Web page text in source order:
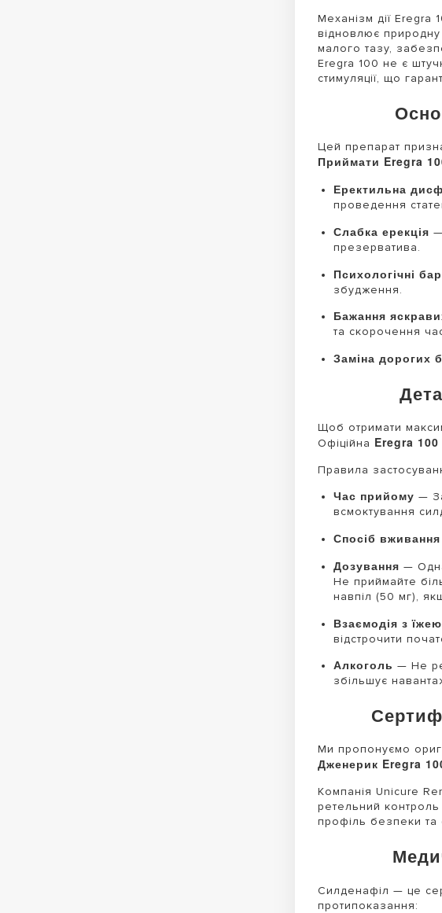
Механізм дії
відновлює природну
малого тазу,
Eregra 100 не є
стимуляції, що
Цей препарат
Приймати Eregra
Еректильна
проведення
Слабка ерекція
презерватива.
Психологічні
збудження.
Бажання
та скорочення
Заміна дорогих
Щоб отримати
Офіційна Eregra 100
Правила
Час прийому —
всмоктування
Спосіб вживання
Дозування —
Не приймайте
навпіл (50 мг),
Взаємодія з їжею
відстрочити
Алкоголь — Не
збільшує
Ми пропонуємо
Дженерик Eregra
Компанія Unicure
ретельний контроль
профіль безпеки та
Силденафіл — це
протипоказання: